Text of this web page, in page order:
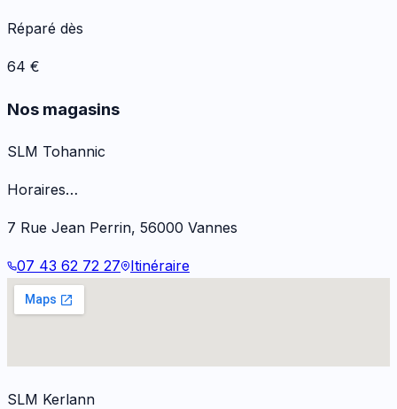
Réparé dès
64 €
Nos magasins
SLM Tohannic
Horaires…
7 Rue Jean Perrin, 56000 Vannes
07 43 62 72 27 Itinéraire
SLM Kerlann